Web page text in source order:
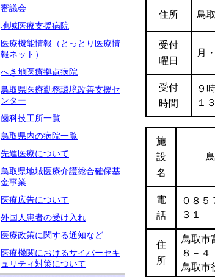
審議会
地域医療支援病院
医療機能情報（とっとり医療情
報ネット）
へき地医療拠点病院
鳥取県医療勤務環境改善支援セ
ンター
歯科技工所一覧
鳥取県内の病院一覧
先進医療について
鳥取県地域医療介護総合確保基
金事業
医療広告について
外国人患者の受け入れ
医療政策に関する通知など
医療機関におけるサイバーセキ
ュリティ対策について
住所 鳥
受付
曜日
月
受付
時間
９
１
施
設
名
鳥
電
話
０８５
３１
住
所
鳥取市
８－４
鳥取市